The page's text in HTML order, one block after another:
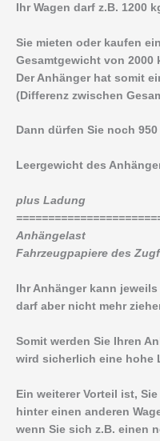
Ihr Wagen darf z.B. 1200
Sie mieten oder kaufen
Gesamtgewicht von 2000
Der Anhänger hat somit
(Differenz zwischen
Dann dürfen Sie noch
Leergewicht des
plus Ladung –
Anhängelast –
Fahrzeugpapiere des
Ihr Anhänger kann
darf aber nicht mehr
Somit werden Sie Ihren
wird sicherlich eine hohe
Ein weiterer Vorteil ist,
hinter einen anderen
wenn Sie sich z.B. einen